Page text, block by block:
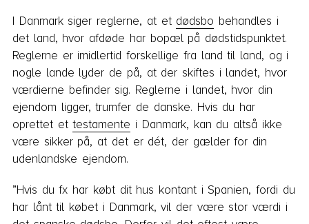
I Danmark siger reglerne, at et dødsbo behandles i
det land, hvor afdøde har bopæl på dødstidspunktet.
Reglerne er imidlertid forskellige fra land til land, og i
nogle lande lyder de på, at der skiftes i landet, hvor
værdierne befinder sig. Reglerne i landet, hvor din
ejendom ligger, trumfer de danske. Hvis du har
oprettet ettestamente i Danmark, kan du altså ikke
være sikker på, at det er dét, der gælder for din
udenlandske ejendom.
”Hvis du fx har købt dit hus kontant i Spanien, fordi du
har lånt til købet i Danmark, vil der være stor værdi i